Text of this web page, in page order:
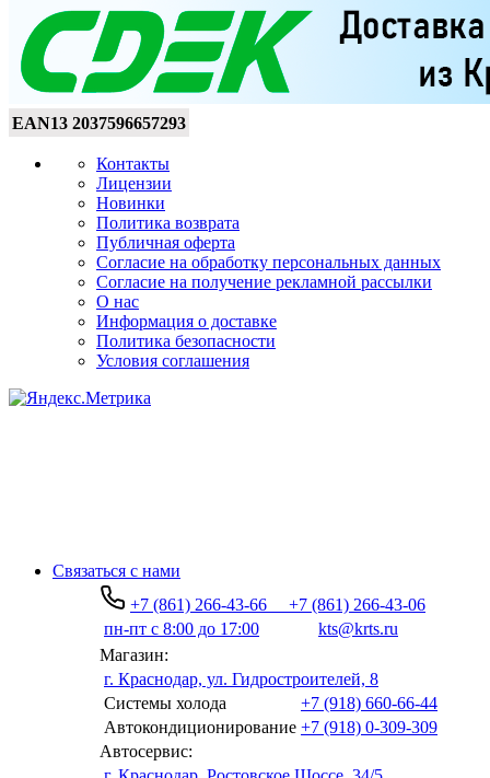
EAN13 2037596657293
Контакты
Лицензии
Новинки
Политика возврата
Публичная оферта
Согласие на обработку персональных данных
Согласие на получение рекламной рассылки
О нас
Информация о доставке
Политика безопасности
Условия соглашения
Связаться с нами
+7 (861) 266-43-66
+7 (861) 266-43-06
пн-пт с 8:00 до 17:00
kts@krts.ru
Магазин:
г. Краснодар, ул. Гидростроителей, 8
Системы холода
+7 (918) 660-66-44
Автокондиционирование +7 (918) 0-309-309
Автосервис: